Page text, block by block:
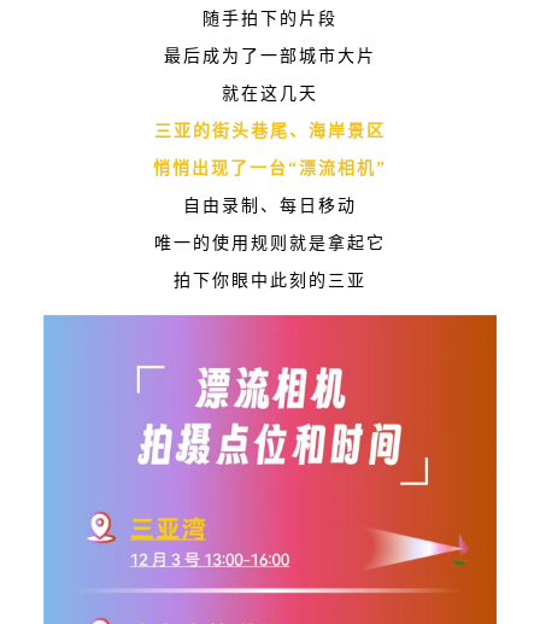
随手拍下的片段
最后成为了一部城市大片
就在这几天
三亚的街头巷尾、海岸景区
悄悄出现了一台“漂流相机”
自由录制、每日移动
唯一的使用规则就是拿起它
拍下你眼中此刻的三亚